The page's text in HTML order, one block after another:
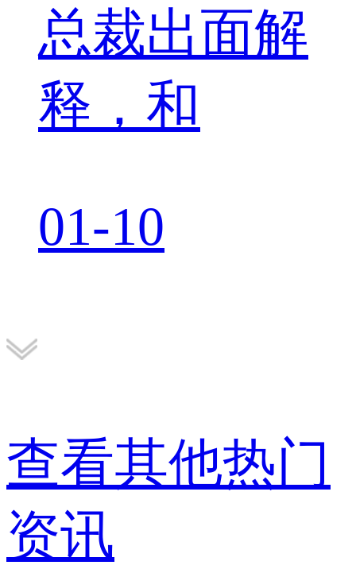
总裁出面解
释，和
01-10
查看其他热门
资讯